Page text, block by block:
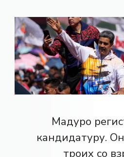
Мадуро
кандидатуру.
троих со